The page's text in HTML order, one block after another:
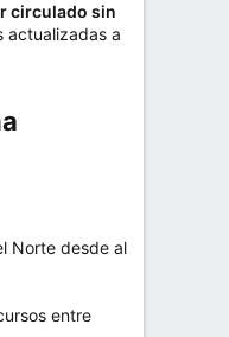
circulado sin
actualizadas a
Norte desde al
entre